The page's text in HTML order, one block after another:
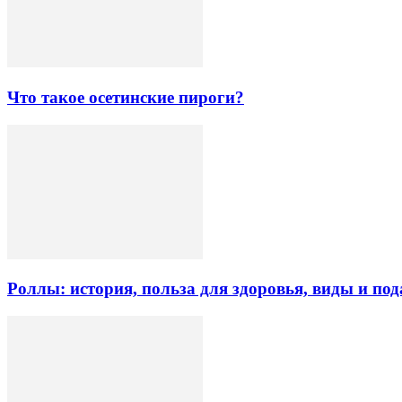
Что такое осетинские пироги?
Роллы: история, польза для здоровья, виды и